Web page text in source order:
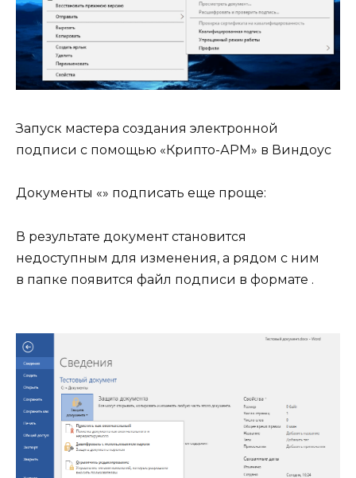
Запуск мастера создания электронной
подписи с помощью «Крипто⁠-⁠АРМ» в Виндоус
Документы «» подписать еще проще:
В результате документ становится
недоступным для изменения, а рядом с ним
в папке появится файл подписи в формате .